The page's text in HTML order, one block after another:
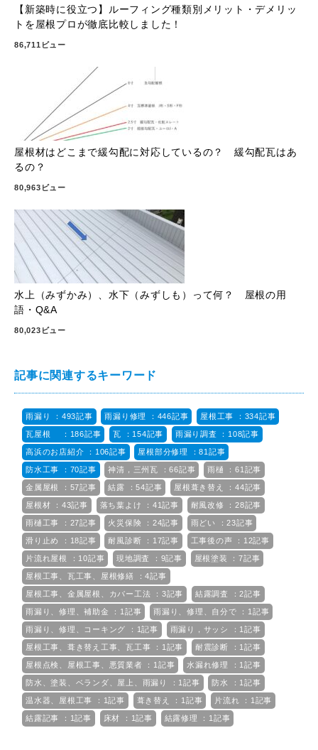
【新築時に役立つ】ルーフィング種類別メリット・デメリッ
トを屋根プロが徹底比較しました！
86,711ビュー
屋根材はどこまで緩勾配に対応しているの？ 緩勾配瓦はあ
るの？
80,963ビュー
水上（みずかみ）、水下（みずしも）って何？ 屋根の用
語・Q&A
80,023ビュー
記事に関連するキーワード
雨漏り ：493記事 雨漏り修理 ：446記事 屋根工事 ：334記事
瓦屋根 ：186記事 瓦 ：154記事 雨漏り調査 ：108記事
高浜のお店紹介 ：106記事 屋根部分修理 ：81記事
防水工事 ：70記事 神清，三州瓦 ：66記事 雨樋 ：61記事
金属屋根 ：57記事 結露 ：54記事 屋根葺き替え ：44記事
屋根材 ：43記事 落ち葉よけ ：41記事 耐風改修 ：28記事
雨樋工事 ：27記事 火災保険 ：24記事 雨どい ：23記事
滑り止め ：18記事 耐風診断 ：17記事 工事後の声 ：12記事
片流れ屋根 ：10記事 現地調査 ：9記事 屋根塗装 ：7記事
屋根工事、瓦工事、屋根修繕 ：4記事
屋根工事、金属屋根、カバー工法 ：3記事 結露調査 ：2記事
雨漏り、修理、補助金 ：1記事 雨漏り、修理、自分で ：1記事
雨漏り、修理、コーキング ：1記事 雨漏り，サッシ ：1記事
屋根工事、葺き替え工事、瓦工事 ：1記事 耐震診断 ：1記事
屋根点検、屋根工事、悪質業者 ：1記事 水漏れ修理 ：1記事
防水、塗装、ベランダ、屋上、雨漏り ：1記事 防水 ：1記事
温水器、屋根工事 ：1記事 葺き替え ：1記事 片流れ ：1記事
結露記事 ：1記事 床材 ：1記事 結露修理 ：1記事